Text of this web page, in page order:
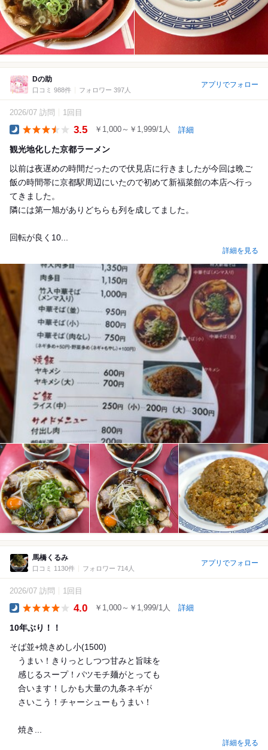
Dの助
口コミ 988件 フォロワー 397人
アプリでフォロー
2026/07 訪問 1回目
3.5 ￥1,000～￥1,999/1人 詳細
観光地化した京都ラーメン
⁡以前は夜遅めの時間だったので伏見店に行きましたが今回は晩ご
飯の時間帯に京都駅周辺にいたので初めて新福菜館の本店へ行っ
てきました。
隣には第一旭がありどちらも列を成してました。
回転が良く10...
詳細を見る
馬橋くるみ
口コミ 1130件 フォロワー 714人
アプリでフォロー
2026/07 訪問 1回目
4.0 ￥1,000～￥1,999/1人 詳細
10年ぶり！！
そば並+焼きめし小(1500)
うまい！きりっとしつつ甘みと旨味を
感じるスープ！パツモチ麺がとっても
合います！しかも大量の九条ネギが
さいこう！チャーシューもうまい！
焼き...
詳細を見る